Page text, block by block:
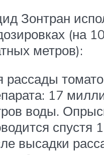
Зонтран
(на
метров):
рассады
17
воды.
спустя
высадки